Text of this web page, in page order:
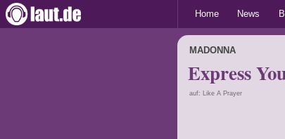
Home News
MADONNA
Express
auf: Like A Prayer